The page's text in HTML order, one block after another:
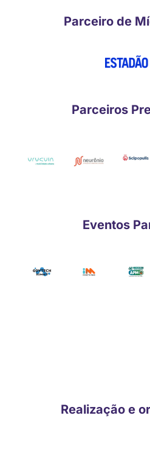
Parceiro de
Parceiros
Eventos
Realização e